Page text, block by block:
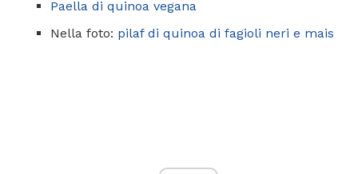
Paella di quinoa vegana
Nella foto: pilaf di quinoa di fagioli neri e mais